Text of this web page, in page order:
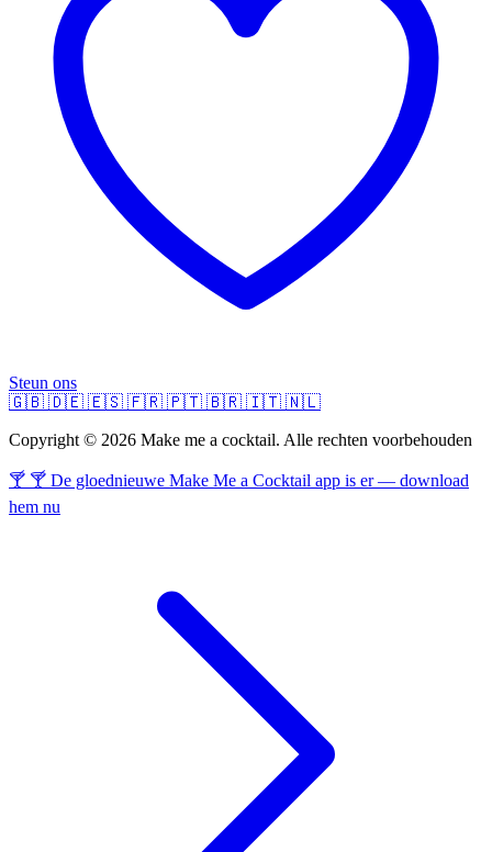
Steun ons
🇬🇧 🇩🇪 🇪🇸 🇫🇷 🇵🇹 🇧🇷 🇮🇹 🇳🇱
Copyright © 2026 Make me a cocktail. Alle rechten voorbehouden
🍸 🍸 De gloednieuwe Make Me a Cocktail app is er — download
hem nu